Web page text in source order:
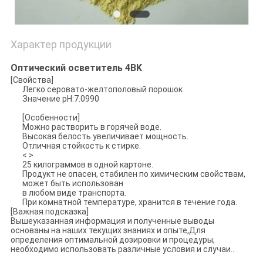
САЙТА
PRIVACY
POLICY
Характер продукции
Оптический осветитель 4BK
[Свойства]
Легко серовато-желтополовый порошок
Значение pH:7.0990
[Особенности]
Можно растворить в горячей воде.
Высокая белость увеличивает мощность.
Отличная стойкость к стирке.
< >
25 килограммов в одной картоне.
Продукт не опасен, стабилен по химическим свойствам,
может быть использован
в любом виде транспорта.
При комнатной температуре, хранится в течение года.
[Важная подсказка]
Вышеуказанная информация и полученные выводы
основаны на наших текущих знаниях и опыте,Для
определения оптимальной дозировки и процедуры,
необходимо использовать различные условия и случаи..